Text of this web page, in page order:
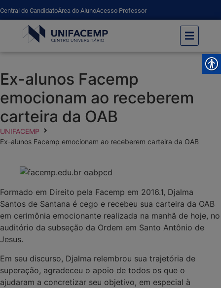
Central do CandidatoÁrea do AlunoAcesso Professor
Ex-alunos Facemp
emocionam ao receberem
carteira da OAB
UNIFACEMP
Ex-alunos Facemp emocionam ao receberem carteira da OAB
Formado em Direito pela Facemp em 2016.1, Djalma
Santos de Santana é cego e recebeu sua carteira da OAB
em cerimônia emocionante realizada na manhã de hoje, no
auditório da subseção da Ordem em Santo Antônio de
Jesus.
Em seu discurso, Djalma relembrou sua trajetória de
superação, agradeceu o apoio de todos os que o
ajudaram a concretizar seu objetivo, em especial à